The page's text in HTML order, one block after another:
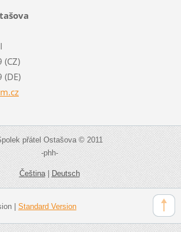
m.cz
přátel Ostašova © 2011
-phh-
Čeština|Deutsch
| Standard Version